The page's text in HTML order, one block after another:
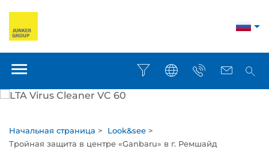
Начальная страница > Look&see >
Тройная защита в центре «Ganbaru» в г. Ремшайд